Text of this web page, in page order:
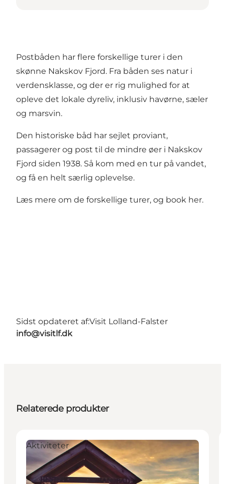
Postbåden har flere forskellige turer i den
skønne Nakskov Fjord. Fra båden ses natur i
verdensklasse, og der er rig mulighed for at
opleve det lokale dyreliv, inklusiv havørne, sæler
og marsvin.
Den historiske båd har sejlet proviant,
passagerer og post til de mindre øer i Nakskov
Fjord siden 1938. Så kom med en tur på vandet,
og få en helt særlig oplevelse.
Læs mere om de forskellige turer, og book her.
Sidst opdateret af:Visit Lolland-Falster
info@visitlf.dk
Relaterede produkter
Aktiviteter